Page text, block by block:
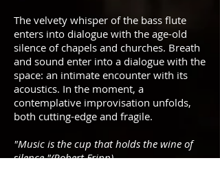
The velvety whisper of the bass flute
enters into dialogue with the age-old
silence of chapels and churches. Breath
and sound enter into a dialogue with the
space: an intimate encounter with its
acoustics. In the moment, a
contemplative improvisation unfolds,
both cutting-edge and fragile.
"Music is the cup that holds the wine of
silence."(Robert Fripp)